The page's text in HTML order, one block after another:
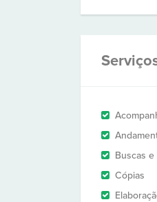
Buscas
Cópias